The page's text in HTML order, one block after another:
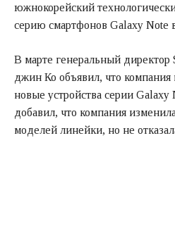
южнокорейский
серию смартфонов Galaxy Note
В марте генеральный директор
джин Ко объявил, что компания
новые устройства серии
добавил, что компания
моделей линейки, но не